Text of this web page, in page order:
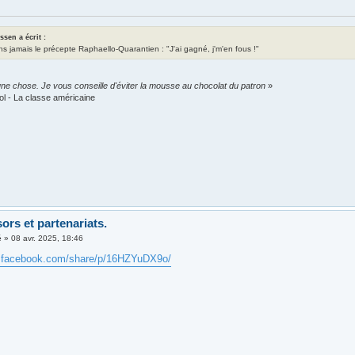
a écrit :
jamais le précepte Raphaello-Quarantien : "J'ai gagné, j'm'en fous !"
chose. Je vous conseille d'éviter la mousse au chocolat du patron »
- La classe américaine
et partenariats.
»08 avr. 2025, 18:46
share/p/16HZYuDX9o/